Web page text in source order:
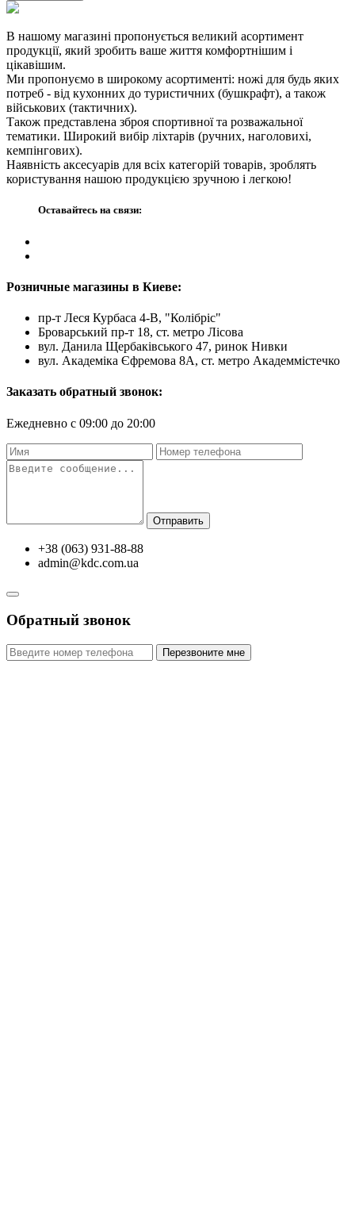
В нашому магазині пропонується великий асортимент
продукції, який зробить ваше життя комфортнішим і
цікавішим.
Ми пропонуємо в широкому асортименті: ножі для будь яких
потреб - від кухонних до туристичних (бушкрафт), а також
військових (тактичних).
Також представлена зброя спортивної та розважальної
тематики. Широкий вибір ліхтарів (ручних, наголовихі,
кемпінгових).
Наявність аксесуарів для всіх категорій товарів, зроблять
користування нашою продукцією зручною і легкою!
Оставайтесь на связи:
Розничные магазины в Киеве:
пр-т Леся Курбаса 4-В, "Колібріс"
Броварський пр-т 18, ст. метро Лісова
вул. Данила Щербаківського 47, ринок Нивки
вул. Академіка Єфремова 8А, ст. метро Академмістечко
Заказать обратный звонок:
Ежедневно с 09:00 до 20:00
Отправить
+38 (063) 931-88-88
admin@kdc.com.ua
Обратный звонок
Перезвоните мне